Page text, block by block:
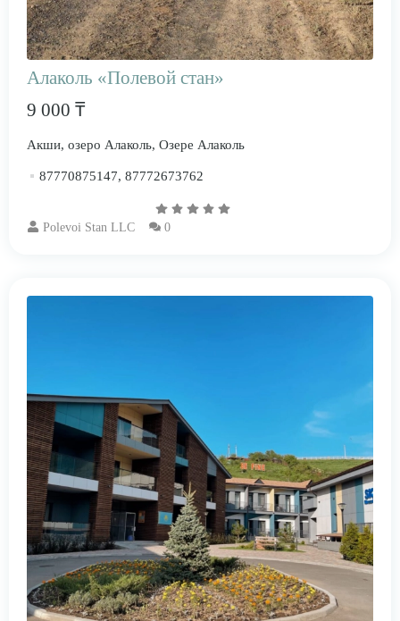
Алаколь «Полевой стан»
9 000 ₸
Акши, озеро Алаколь, Озерe Алаколь
87770875147, 87772673762
Polevoi Stan LLC 0